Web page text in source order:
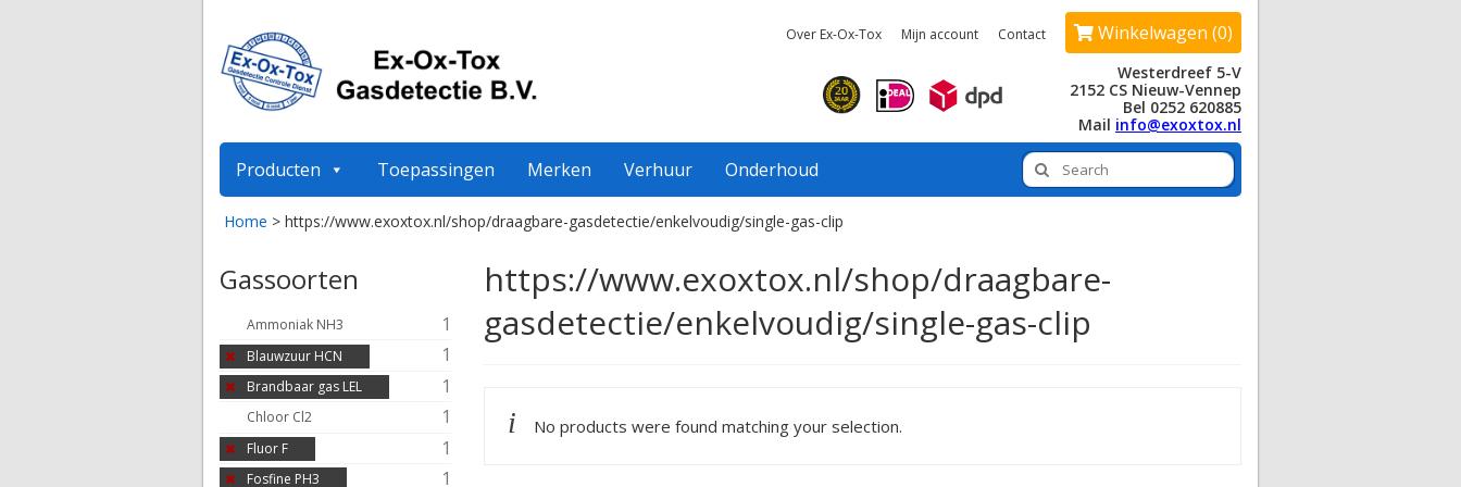
Winkelwagen (0)
Over Ex-Ox-Tox Mijn account Contact
Westerdreef 5-V
2152 CS Nieuw-Vennep
Bel 0252 620885
Mail info@exoxtox.nl
Producten Toepassingen Merken Verhuur Onderhoud
Home >https://www.exoxtox.nl/shop/draagbare-gasdetectie/enkelvoudig/single-gas-clip
https://www.exoxtox.nl/shop/draagbare-
gasdetectie/enkelvoudig/single-gas-clip
No products were found matching your selection.
Gassoorten
Ammoniak NH3 1
Blauwzuur HCN 1
Brandbaar gas LEL 1
Chloor Cl2 1
Fluor F 1
Fosfine PH3 1